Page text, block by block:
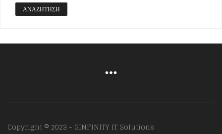
ΑΝΑΖΉΤΗΣΗ
Copyright © 2023 - GINFINITY IT Solutions